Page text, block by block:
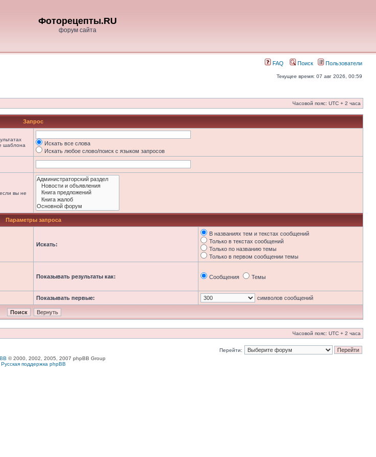
Фоторецепты.RU
форум сайта
FAQ Поиск Пользователи
Текущее время: 07 авг 2026, 00:59
Часовой пояс: UTC + 2 часа
Запрос
шаблона
Искать все слова
Искать любое слово/поиск с языком запросов
вы не
Параметры запроса
Искать:
В названиях тем и текстах сообщений
Только в текстах сообщений
Только по названию темы
Только в первом сообщении темы
Показывать результаты как: Сообщения Темы
Показывать первые: символов сообщений
Часовой пояс: UTC + 2 часа
Перейти:
© 2000, 2002, 2005, 2007 phpBB Group
Русская поддержка phpBB